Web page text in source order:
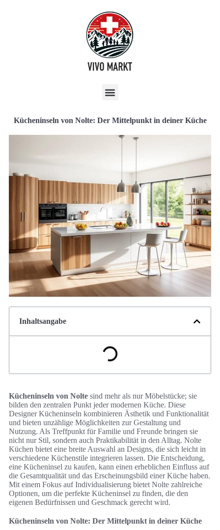
Kücheninseln von Nolte: Der Mittelpunkt in deiner Küche
Inhaltsangabe
Kücheninseln von Nolte sind mehr als nur Möbelstücke; sie
bilden den zentralen Punkt jeder modernen Küche. Diese
Designer Kücheninseln kombinieren Ästhetik und Funktionalität
und bieten unzählige Möglichkeiten zur Gestaltung und
Nutzung. Als Treffpunkt für Familie und Freunde bringen sie
nicht nur Stil, sondern auch Praktikabilität in den Alltag. Nolte
Küchen bietet eine breite Auswahl an Designs, die sich leicht in
verschiedene Küchenstile integrieren lassen. Die Entscheidung,
eine Kücheninsel zu kaufen, kann einen erheblichen Einfluss auf
die Gesamtqualität und das Erscheinungsbild einer Küche haben.
Mit einem Fokus auf Individualisierung bietet Nolte zahlreiche
Optionen, um die perfekte Kücheninsel zu finden, die den
eigenen Bedürfnissen und Geschmack gerecht wird.
Kücheninseln von Nolte: Der Mittelpunkt in deiner Küche